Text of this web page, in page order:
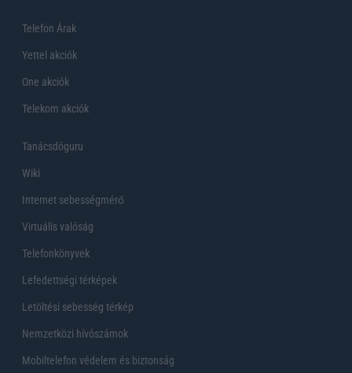
Telefon Árak
Yettel akciók
One akciók
Telekom akciók
Tanácsdóguru
Wiki
Internet sebességmérő
Virtuális valóság
Telefonkönyvek
Lefedettségi térképek
Letöltési sebesség térkép
Nemzetközi hívószámok
Mobiltelefon védelem és biztonság